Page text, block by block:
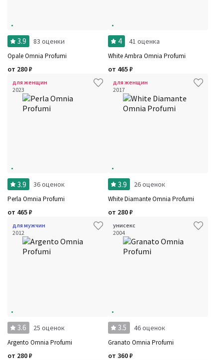
3.9 83 оценки
Opale Omnia Profumi
от 280₽
4 41 оценка
White Ambra Omnia Profumi
от 465₽
для женщин
2023
3.9 36 оценок
Perla Omnia Profumi
от 465₽
для женщин
2017
3.9 26 оценок
White Diamante Omnia Profumi
от 280₽
для мужчин
2012
3.6 25 оценок
Argento Omnia Profumi
от 280₽
унисекс
2004
3.5 46 оценок
Granato Omnia Profumi
от 360₽